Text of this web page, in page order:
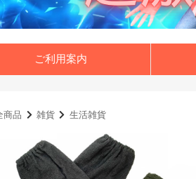
ご利用案内
商品 雑貨 生活雑貨